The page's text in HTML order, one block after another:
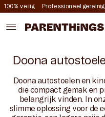
naar de
100% veilig Professioneel
Doona
Doona autostoelen en
die compact gemak en
belangrijk vinden. In
slimme oplossing voor de